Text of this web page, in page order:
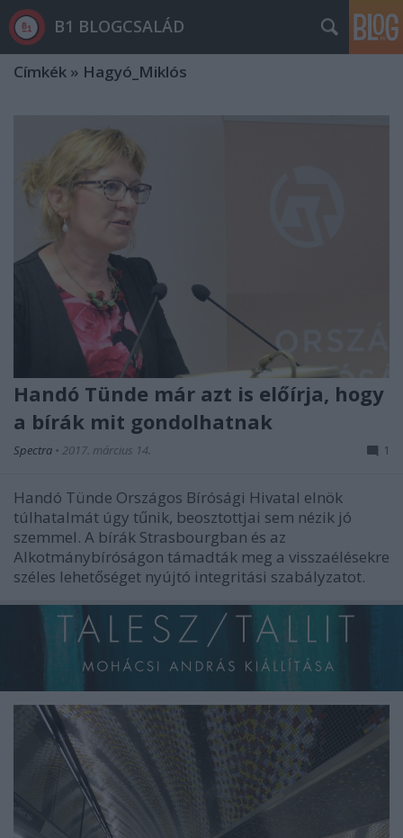
B1 BLOGCSALÁD
Címkék » Hagyó_Miklós
Handó Tünde már azt is előírja, hogy
a bírák mit gondolhatnak
Spectra • 2017. március 14. 1
Handó Tünde Országos Bírósági Hivatal elnök
túlhatalmát úgy tűnik, beosztottjai sem nézik jó
szemmel. A bírák Strasbourgban és az
Alkotmánybíróságon támadták meg a visszaélésekre
széles lehetőséget nyújtó integritási szabályzatot.